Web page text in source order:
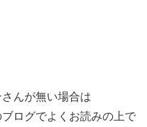
んが無い場合は
ログでよくお読みの上で